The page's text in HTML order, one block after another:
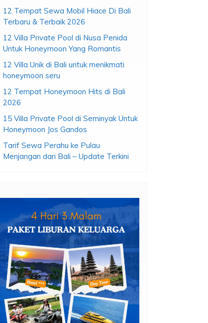
12 Tempat Sewa Mobil Hiace Di Bali
Terbaru & Terbaik 2026
12 Villa Private Pool di Nusa Penida
Untuk Honeymoon Yang Romantis
12 Villa Unik di Bali untuk menikmati
honeymoon seru
12 Tempat Honeymoon Hits di Bali
2026
15 Villa Private Pool di Seminyak Untuk
Honeymoon Jos Gandos
Tarif Sewa Perahu ke Pulau
Menjangan dari Bali – Update Terkini